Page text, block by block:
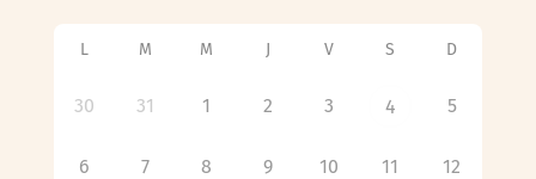
L M M J V S D
30 31 1 2 3 4 5
6 7 8 9 10 11 12